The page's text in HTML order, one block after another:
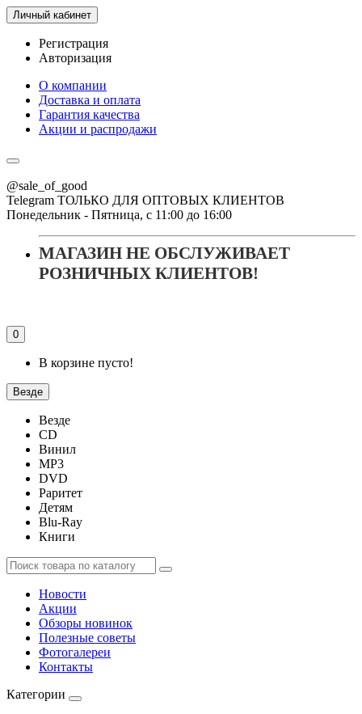
Личный кабинет
Регистрация
Авторизация
О компании
Доставка и оплата
Гарантия качества
Акции и распродажи
@sale_of_good
Telegram ТОЛЬКО ДЛЯ ОПТОВЫХ КЛИЕНТОВ
Понедельник - Пятница, с 11:00 до 16:00
МАГАЗИН НЕ ОБСЛУЖИВАЕТ
РОЗНИЧНЫХ КЛИЕНТОВ!
0
В корзине пусто!
Везде
Везде
CD
Винил
MP3
DVD
Раритет
Детям
Blu-Ray
Книги
Новости
Акции
Обзоры новинок
Полезные советы
Фотогалереи
Контакты
Категории